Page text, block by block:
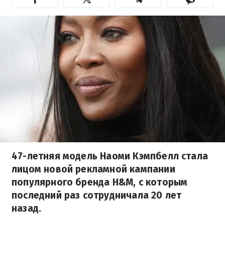
47-летняя модель Наоми Кэмпбелл стала
лицом новой рекламной кампании
популярного бренда H&M, с которым
последний раз сотрудничала 20 лет
назад.